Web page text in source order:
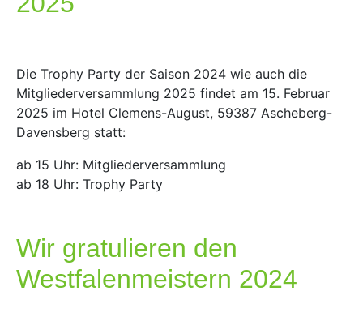
Die Trophy Party der Saison 2024 wie auch die
Mitgliederversammlung 2025 findet am 15. Februar
2025 im Hotel Clemens-August, 59387 Ascheberg-
Davensberg statt:
ab 15 Uhr: Mitgliederversammlung
ab 18 Uhr: Trophy Party
Wir gratulieren den
Westfalenmeistern 2024